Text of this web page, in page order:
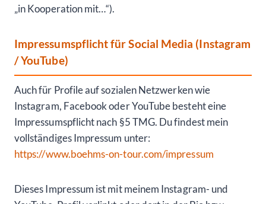
„in Kooperation mit…“).
Impressumspflicht für Social Media (Instagram
/ YouTube)
Auch für Profile auf sozialen Netzwerken wie
Instagram, Facebook oder YouTube besteht eine
Impressumspflicht nach §5 TMG. Du findest mein
vollständiges Impressum unter:
https://www.boehms-on-tour.com/impressum
Dieses Impressum ist mit meinem Instagram- und